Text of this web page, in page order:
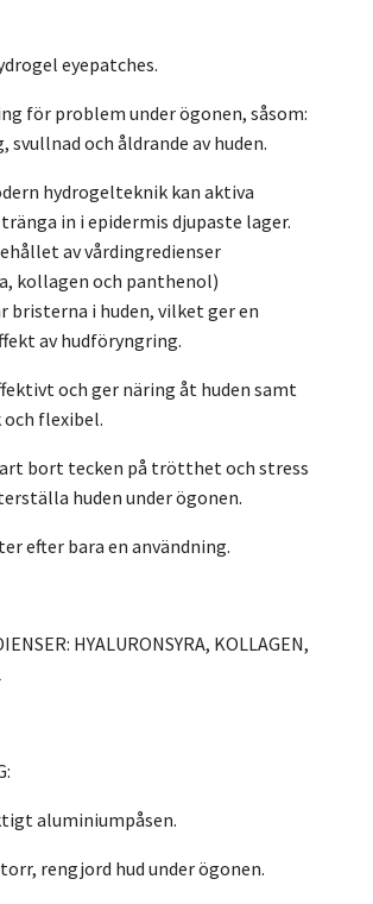
eyepatches.
för problem under ögonen, såsom:
svullnad och åldrande av huden.
hydrogelteknik kan aktiva
in i epidermis djupaste lager.
av vårdingredienser
kollagen och panthenol)
i huden, vilket ger en
av hudföryngring.
och ger näring åt huden samt
flexibel.
bort tecken på trötthet och stress
huden under ögonen.
efter bara en användning.
HYALURONSYRA, KOLLAGEN,
aluminiumpåsen.
rengjord hud under ögonen.